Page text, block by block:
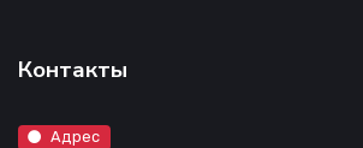
Контакты
Адрес